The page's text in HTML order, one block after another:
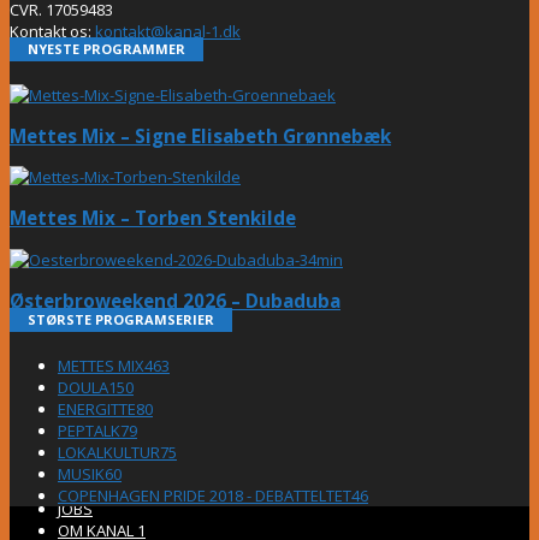
CVR. 17059483
Kontakt os: kontakt@kanal-1.dk
NYESTE PROGRAMMER
Mettes Mix – Signe Elisabeth Grønnebæk
Mettes Mix – Torben Stenkilde
Østerbroweekend 2026 – Dubaduba
STØRSTE PROGRAMSERIER
METTES MIX463
DOULA150
ENERGITTE80
PEPTALK79
LOKALKULTUR75
MUSIK60
COPENHAGEN PRIDE 2018 - DEBATTELTET46
JOBS
OM KANAL 1